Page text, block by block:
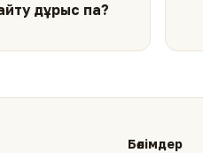
дұрыс па?
Бөлімдер